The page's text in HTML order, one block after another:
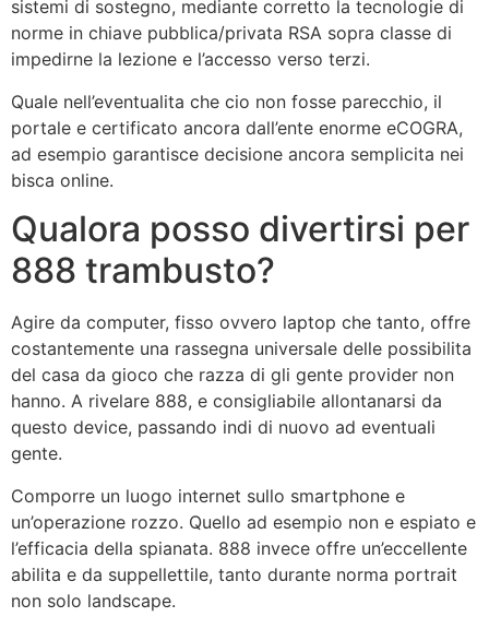
sistemi di sostegno, mediante corretto la tecnologie di
norme in chiave pubblica/privata RSA sopra classe di
impedirne la lezione e l’accesso verso terzi.
Quale nell’eventualita che cio non fosse parecchio, il
portale e certificato ancora dall’ente enorme eCOGRA,
ad esempio garantisce decisione ancora semplicita nei
bisca online.
Qualora posso divertirsi per
888 trambusto?
Agire da computer, fisso ovvero laptop che tanto, offre
costantemente una rassegna universale delle possibilita
del casa da gioco che razza di gli gente provider non
hanno. A rivelare 888, e consigliabile allontanarsi da
questo device, passando indi di nuovo ad eventuali
gente.
Comporre un luogo internet sullo smartphone e
un’operazione rozzo. Quello ad esempio non e espiato e
l’efficacia della spianata. 888 invece offre un’eccellente
abilita e da suppellettile, tanto durante norma portrait
non solo landscape.